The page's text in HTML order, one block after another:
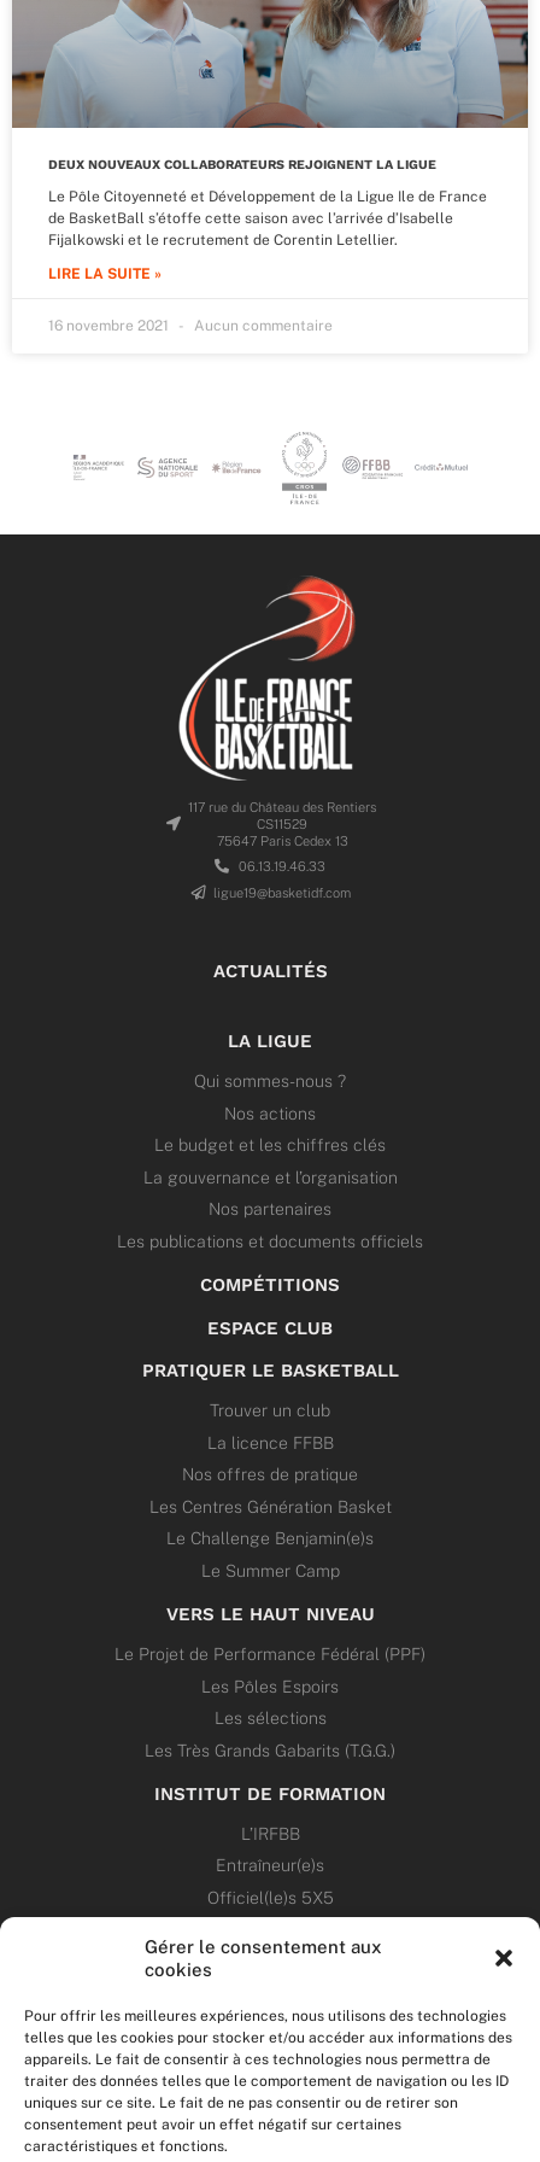
Gérer le consentement aux
cookies
Pour offrir les meilleures expériences, nous utilisons des technologies
telles que les cookies pour stocker et/ou accéder aux informations des
appareils. Le fait de consentir à ces technologies nous permettra de
traiter des données telles que le comportement de navigation ou les ID
uniques sur ce site. Le fait de ne pas consentir ou de retirer son
consentement peut avoir un effet négatif sur certaines
caractéristiques et fonctions.
DEUX NOUVEAUX COLLABORATEURS REJOIGNENT LA LIGUE
Le Pôle Citoyenneté et Développement de la Ligue Ile de France
de BasketBall s’étoffe cette saison avec l’arrivée d’Isabelle
Fijalkowski et le recrutement de Corentin Letellier.
LIRE LA SUITE »
16 novembre 2021 Aucun commentaire
117 rue du Château des Rentiers
CS11529
75647 Paris Cedex 13
06.13.19.46.33
ligue19@basketidf.com
ACTUALITÉS
LA LIGUE
Qui sommes-nous ?
Nos actions
Le budget et les chiffres clés
La gouvernance et l’organisation
Nos partenaires
Les publications et documents officiels
COMPÉTITIONS
ESPACE CLUB
PRATIQUER LE BASKETBALL
Trouver un club
La licence FFBB
Nos offres de pratique
Les Centres Génération Basket
Le Challenge Benjamin(e)s
Le Summer Camp
VERS LE HAUT NIVEAU
Le Projet de Performance Fédéral (PPF)
Les Pôles Espoirs
Les sélections
Les Très Grands Gabarits (T.G.G.)
INSTITUT DE FORMATION
L’IRFBB
Entraîneur(e)s
Officiel(le)s 5X5
ANNONCES
ÉVÉNEMENTS